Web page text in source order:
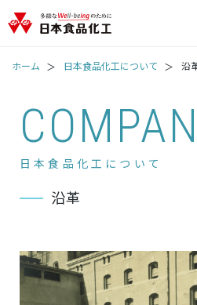
ホーム 日本食品化工について 沿
日本食品化工について
沿革